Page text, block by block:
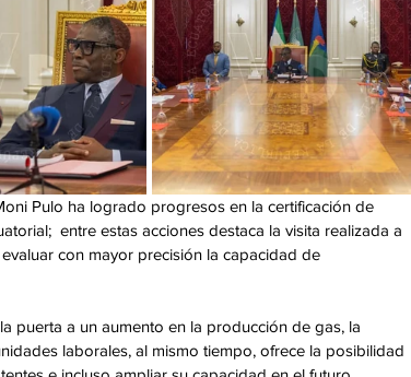
Pulo ha logrado progresos en la certificación de
entre estas acciones destaca la visita realizada a
con mayor precisión la capacidad de
puerta a un aumento en la producción de gas, la
laborales, al mismo tiempo, ofrece la posibilidad